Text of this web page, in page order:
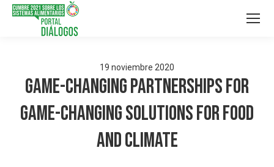
19 noviembre 2020
Game-changing Partnerships for
Game-changing Solutions for Food
and Climate